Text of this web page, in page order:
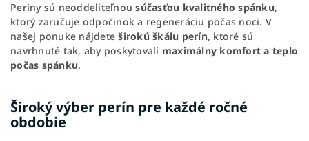
Periny sú neoddeliteľnousúčasťou kvalitného spánku,
ktorý zaručuje odpočinok a regeneráciu počas noci. V
našej ponuke nájdeteširokú škálu perín, ktoré sú
navrhnuté tak, aby poskytovali maximálny komfort a teplo
počas spánku.
Široký výber perín pre každé ročné
obdobie